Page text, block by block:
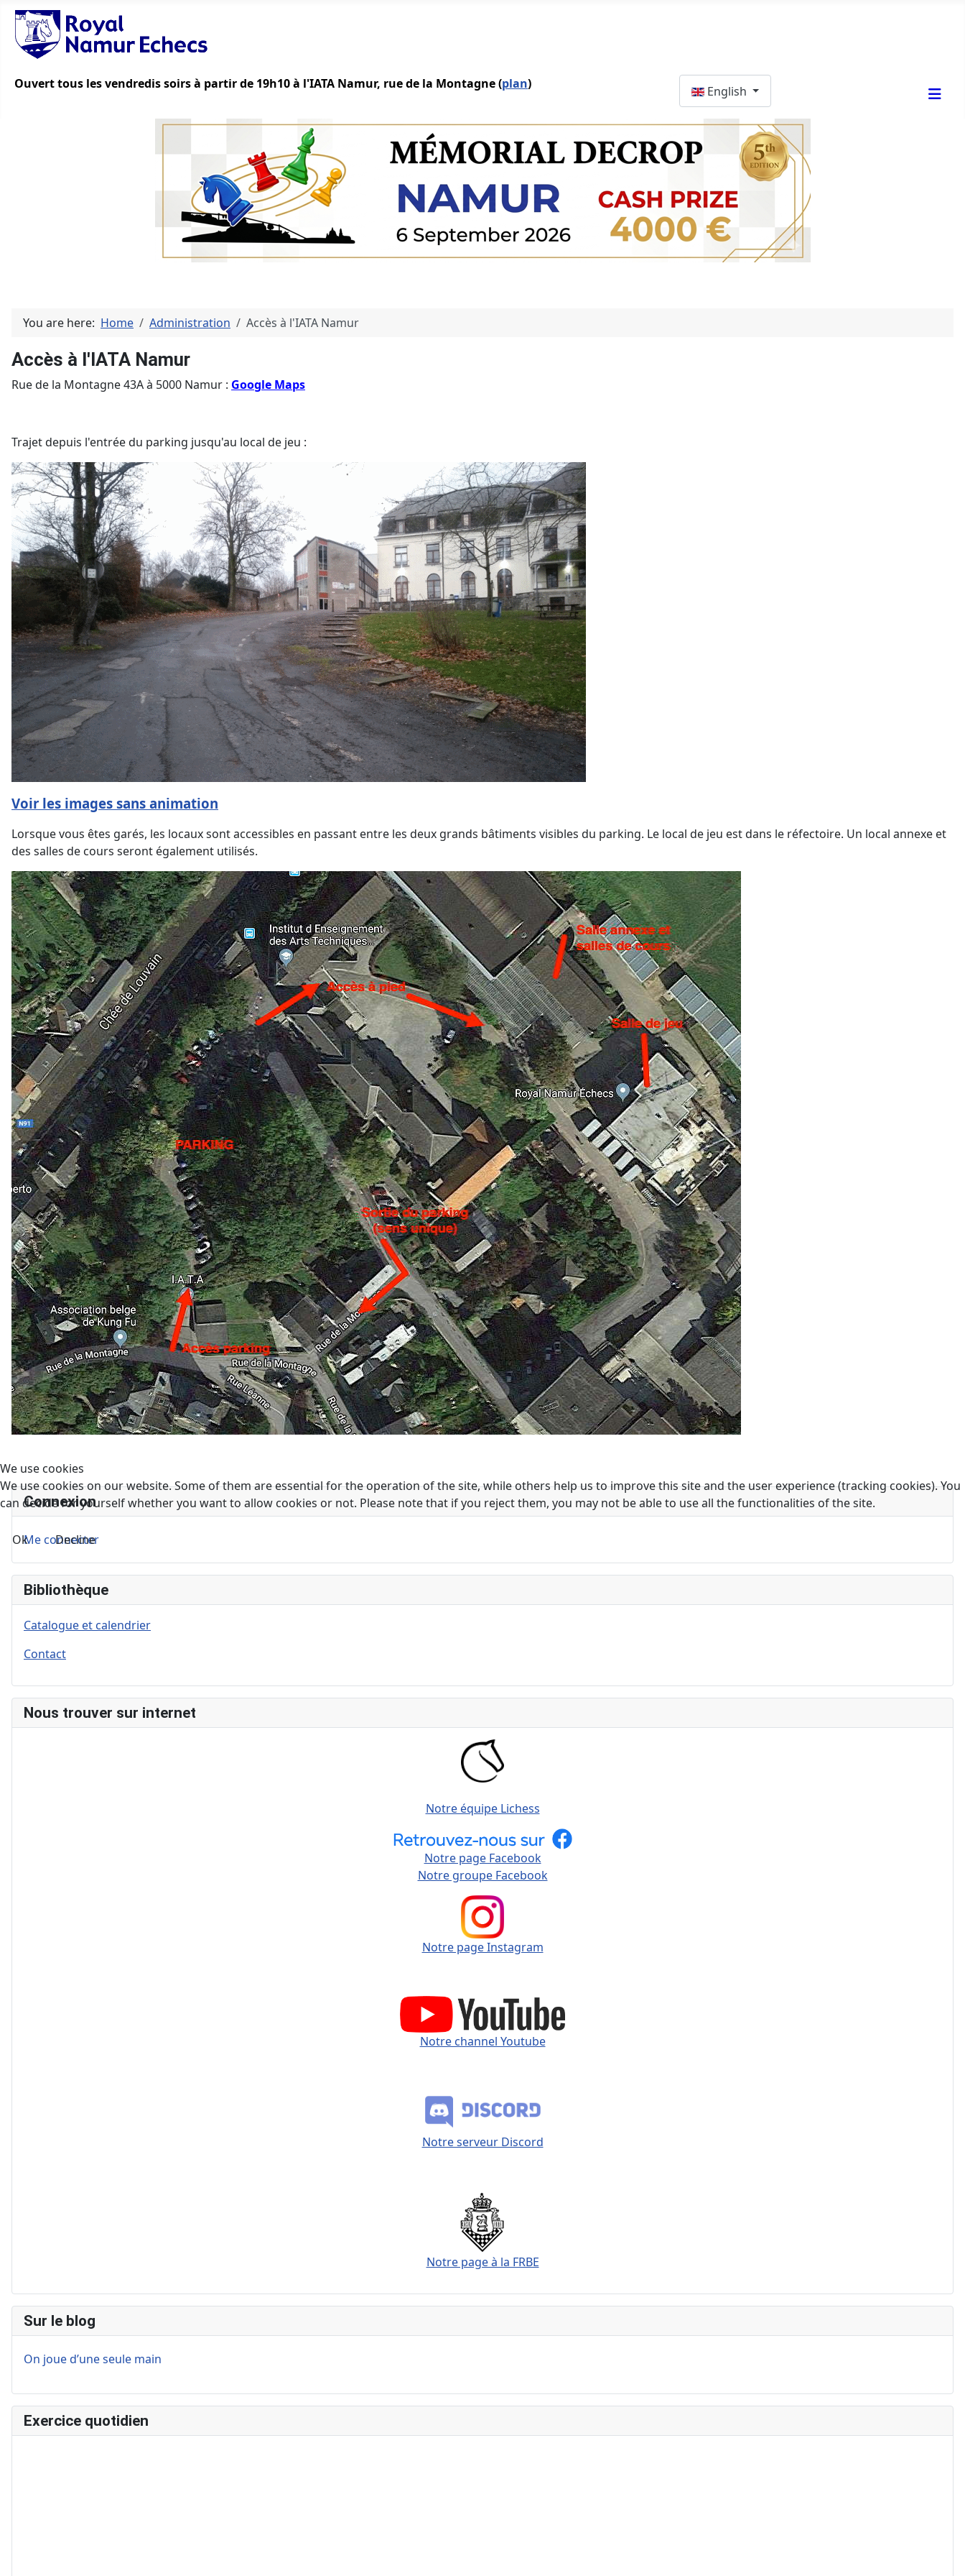
Ouvert tous les vendredis soirs à partir de 19h10 à l'IATA Namur, rue de la Montagne (plan) English
You are here: Home Administration Accès à l'IATA Namur
Accès à l'IATA Namur
Rue de la Montagne 43A à 5000 Namur : Google Maps
Trajet depuis l'entrée du parking jusqu'au local de jeu :
Voir les images sans animation
Lorsque vous êtes garés, les locaux sont accessibles en passant entre les deux grands bâtiments visibles du parking. Le local de jeu est dans le réfectoire. Un local annexe et
des salles de cours seront également utilisés.
Connexion
Me connecter
Bibliothèque
Catalogue et calendrier
Contact
Nous trouver sur internet
Notre équipe Lichess
Notre page Facebook
Notre groupe Facebook
Notre page Instagram
Notre channel Youtube
Notre serveur Discord
Notre page à la FRBE
Sur le blog
On joue d’une seule main
Exercice quotidien
We use cookies
We use cookies on our website. Some of them are essential for the operation of the site, while others help us to improve this site and the user experience (tracking cookies). You
can decide for yourself whether you want to allow cookies or not. Please note that if you reject them, you may not be able to use all the functionalities of the site.
Ok Decline